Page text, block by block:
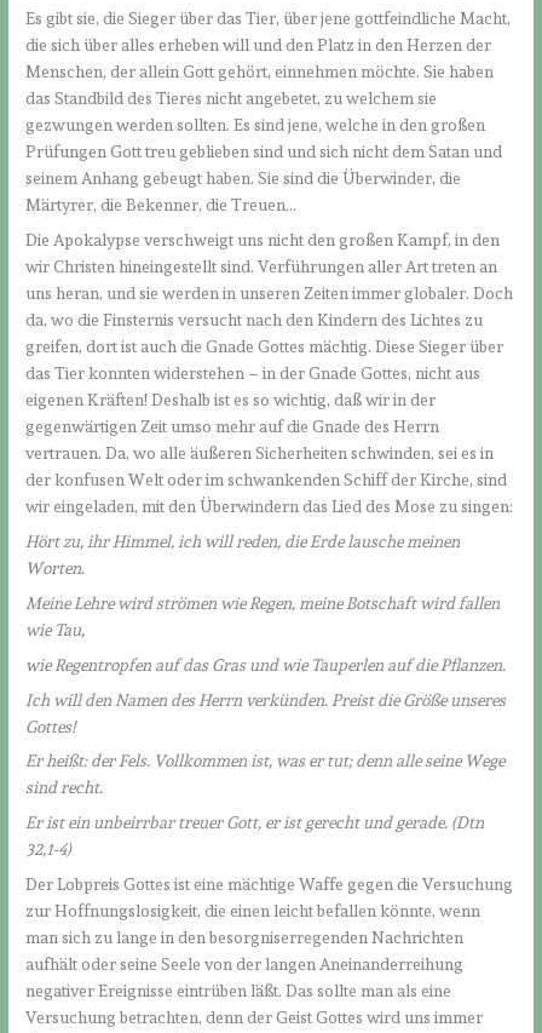
Es gibt sie, die Sieger über das Tier, über jene gottfeindliche Macht,
die sich über alles erheben will und den Platz in den Herzen der
Menschen, der allein Gott gehört, einnehmen möchte. Sie haben
das Standbild des Tieres nicht angebetet, zu welchem sie
gezwungen werden sollten. Es sind jene, welche in den großen
Prüfungen Gott treu geblieben sind und sich nicht dem Satan und
seinem Anhang gebeugt haben. Sie sind die Überwinder, die
Märtyrer, die Bekenner, die Treuen…
Die Apokalypse verschweigt uns nicht den großen Kampf, in den
wir Christen hineingestellt sind. Verführungen aller Art treten an
uns heran, und sie werden in unseren Zeiten immer globaler. Doch
da, wo die Finsternis versucht nach den Kindern des Lichtes zu
greifen, dort ist auch die Gnade Gottes mächtig. Diese Sieger über
das Tier konnten widerstehen – in der Gnade Gottes, nicht aus
eigenen Kräften! Deshalb ist es so wichtig, daß wir in der
gegenwärtigen Zeit umso mehr auf die Gnade des Herrn
vertrauen. Da, wo alle äußeren Sicherheiten schwinden, sei es in
der konfusen Welt oder im schwankenden Schiff der Kirche, sind
wir eingeladen, mit den Überwindern das Lied des Mose zu singen:
Hört zu, ihr Himmel, ich will reden, die Erde lausche meinen
Worten.
Meine Lehre wird strömen wie Regen, meine Botschaft wird fallen
wie Tau,
wie Regentropfen auf das Gras und wie Tauperlen auf die Pflanzen.
Ich will den Namen des Herrn verkünden. Preist die Größe unseres
Gottes!
Er heißt: der Fels. Vollkommen ist, was er tut; denn alle seine Wege
sind recht.
Er ist ein unbeirrbar treuer Gott, er ist gerecht und gerade. (Dtn
32,1-4)
Der Lobpreis Gottes ist eine mächtige Waffe gegen die Versuchung
zur Hoffnungslosigkeit, die einen leicht befallen könnte, wenn
man sich zu lange in den besorgniserregenden Nachrichten
aufhält oder seine Seele von der langen Aneinanderreihung
negativer Ereignisse eintrüben läßt. Das sollte man als eine
Versuchung betrachten, denn der Geist Gottes wird uns immer